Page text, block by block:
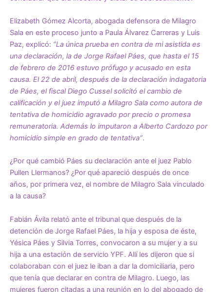
Elizabeth Gómez Alcorta, abogada defensora de Milagro
Sala en este proceso junto a Paula Álvarez Carreras y Luis
Paz, explicó: “La única prueba en contra de mi asistida es
una declaración, la de Jorge Rafael Páes, que hasta el 15
de febrero de 2016 estuvo prófugo y acusado en esta
causa. El 22 de abril, después de la declaración indagatoria
de Páes, el fiscal Diego Cussel solicitó el cambio de
calificación y el juez imputó a Milagro Sala como autora de
tentativa de homicidio agravado por precio o promesa
remuneratoria. Además lo imputaron a Alberto Cardozo por
homicidio simple en grado de tentativa”.
¿Por qué cambió Páes su declaración ante el juez Pablo
Pullen Llermanos? ¿Por qué apareció después de once
años, por primera vez, el nombre de Milagro Sala vinculado
a la causa?
Fabián Ávila relató ante el tribunal que después de la
detención de Jorge Rafael Páes, la hija y esposa de éste,
Yésica Páes y Silvia Torres, convocaron a su mujer y a su
hija a una estación de servicio YPF. Allí les dijeron que si
colaboraban con el juez le iban a dar la domiciliaria, pero
que tenía que declarar en contra de Milagro. Luego, las
mujeres fueron citadas a una reunión en lo del abogado de